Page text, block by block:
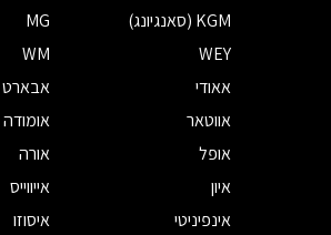
KGM (סאנגיונג)
MG
WEY
WM
אאודי
אבארט
אווטאר
אומודה
אופל
אורה
איון
אייווייס
אינפיניטי
איסוזו